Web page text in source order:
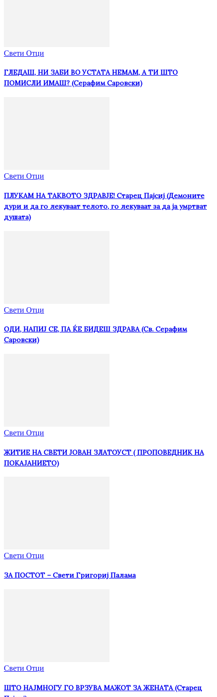
Свети Отци
ГЛЕДАШ, НИ ЗАБИ ВО УСТАТА НЕМАМ, А ТИ ШТО
ПОМИСЛИ ИМАШ? (Серафим Саровски)
Свети Отци
ПЛУКАМ НА ТАКВОТО ЗДРАВЈЕ! Старец Пајсиј (Демоните
дури и да го лекуваат телото, го лекуваат за да ја умртват
душата)
Свети Отци
ОДИ, НАПИЈ СЕ, ПА ЌЕ БИДЕШ ЗДРАВА (Св. Серафим
Саровски)
Свети Отци
ЖИТИЕ НА СВЕТИ ЈОВАН ЗЛАТОУСТ ( ПРОПОВЕДНИК НА
ПОКАЈАНИЕТО)
Свети Отци
ЗА ПОСТОТ – Свети Григориј Палама
Свети Отци
ШТО НАЈМНОГУ ГО ВРЗУВА МАЖОТ ЗА ЖЕНАТА (Старец